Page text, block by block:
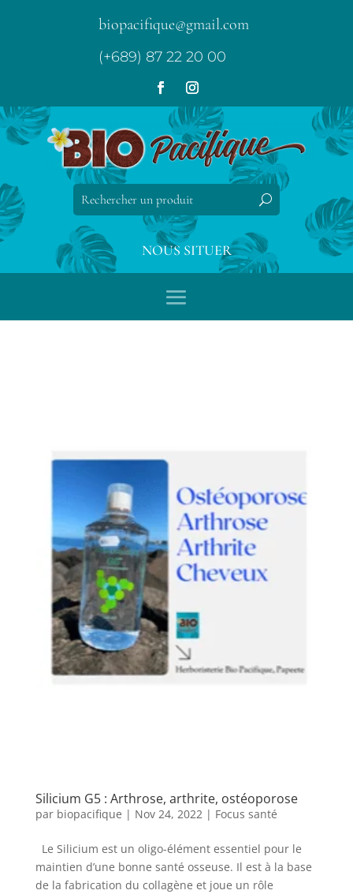
biopacifique@gmail.com
(+689) 87 22 20 00
NOUS SITUER
Silicium G5 : Arthrose, arthrite, ostéoporose
par biopacifique | Nov 24, 2022 | Focus santé
Le Silicium est un oligo-élément essentiel pour le
maintien d’une bonne santé osseuse. Il est à la base
de la fabrication du collagène et joue un rôle